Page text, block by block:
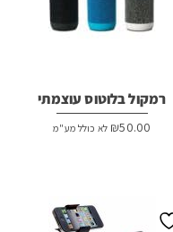
רמקול בלוטוס עוצמתי
₪50.00 לא כולל מע"מ